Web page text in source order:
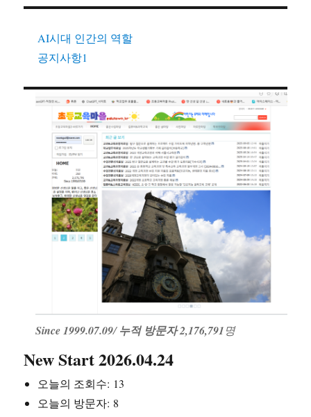
AI시대 인간의 역할
공지사항1
Since 1999.07.09/누적 방문자 2,176,791명
New Start 2026.04.24
오늘의 조회수: 13
오늘의 방문자: 8